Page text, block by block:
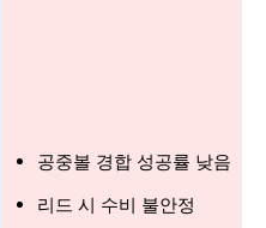
공중볼 경합 성공률 낮음
리드 시 수비 불안정